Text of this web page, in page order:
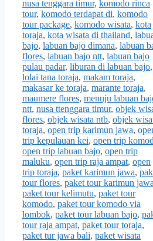
nusa tenggara timur, komodo rinca
tour, komodo terdapat di, komodo
tour package, komodo wisata, kota
toraja, kota wisata di thailand,
bajo, labuan bajo dimana, labuan
flores, labuan bajo ntt, labuan bajo
pulau padar, liburan di labuan bajo,
lolai tana toraja, makam toraja,
makasar ke toraja, marante toraja,
maumere flores, menuju labuan
ntt, nusa ttenggara timur, objek
flores, objek wisata ntb, objek
toraja, open trip karimun jawa,
trip kepulauan kei, open trip
open trip labuan bajo, open trip
maluku, open trip raja ampat, open
trip toraja, paket karimun jawa,
tour flores, paket tour karimun jawa
paket tour kelimutu, paket tour
komodo, paket tour komodo via
lombok, paket tour labuan bajo,
tour raja ampat, paket tour toraja,
paket tur jawa bali, paket wisata